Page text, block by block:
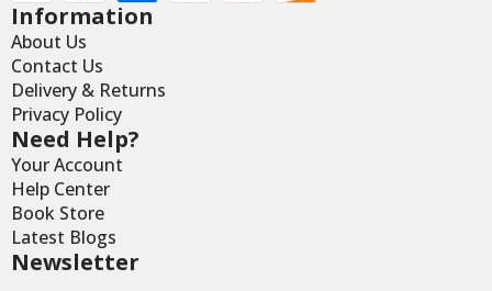
Information
About Us
Contact Us
Delivery & Returns
Privacy Policy
Need Help?
Your Account
Help Center
Book Store
Latest Blogs
Newsletter